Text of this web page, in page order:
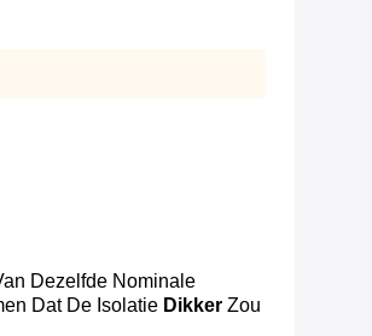
Dezelfde Nominale
Dat De Isolatie Dikker Zou